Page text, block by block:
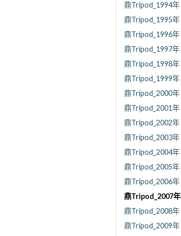
鼎Tripod_1994年
鼎Tripod_1995年
鼎Tripod_1996年
鼎Tripod_1997年
鼎Tripod_1998年
鼎Tripod_1999年
鼎Tripod_2000年
鼎Tripod_2001年
鼎Tripod_2002年
鼎Tripod_2003年
鼎Tripod_2004年
鼎Tripod_2005年
鼎Tripod_2006年
鼎Tripod_2007年
鼎Tripod_2008年
鼎Tripod_2009年